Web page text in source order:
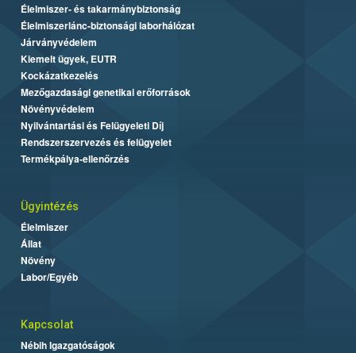
Élelmiszer- és takarmánybiztonság
Élelmiszerlánc-biztonsági laborhálózat
Járványvédelem
Kiemelt ügyek, EUTR
Kockázatkezelés
Mezőgazdasági genetikai erőforrások
Növényvédelem
Nyilvántartási és Felügyeleti Díj
Rendszerszervezés és felügyelet
Termékpálya-ellenőrzés
Ügyintézés
Élelmiszer
Állat
Növény
Labor/Egyéb
Kapcsolat
Nébih Igazgatóságok